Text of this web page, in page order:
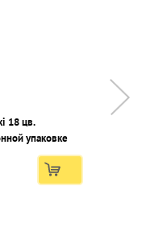
18 цв.
упаковке